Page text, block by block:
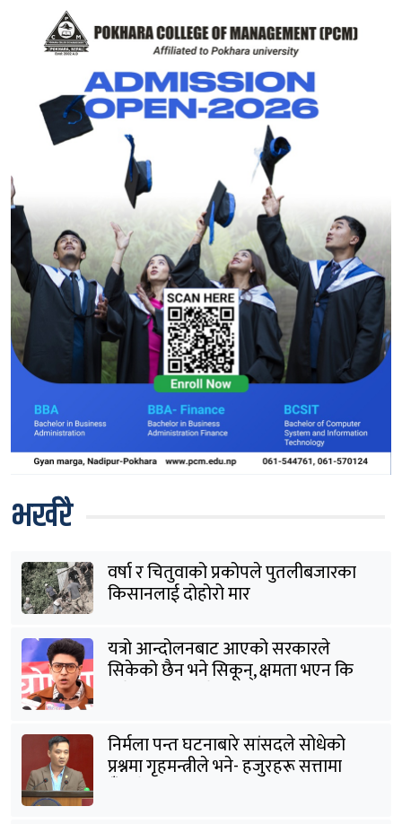
भर्खरै
वर्षा र चितुवाको प्रकोपले पुतलीबजारका
किसानलाई दोहोरो मार
यत्रो आन्दोलनबाट आएको सरकारले
सिकेको छैन भने सिकून्, क्षमता भएन कि
विवेक भएन कि के भएन ?: मिराज ढुंगाना
निर्मला पन्त घटनाबारे सांसदले सोधेको
प्रश्नमा गृहमन्त्रीले भने- हजुरहरू सत्तामा
हुँदाखेरि किन नगर्नुभएको यो ?